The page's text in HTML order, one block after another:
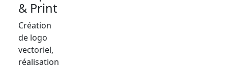
& Print
Création
de logo
vectoriel,
réalisation